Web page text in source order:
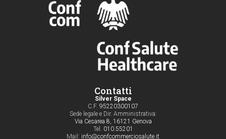
Contatti
Silver Space
C.F. 95220300107
Sede legale e Dir. Amministrativa:
Via Cesarea 8, 16121 Genova
Tel.
010.55201
Mail: info@confcommerciosalute.it